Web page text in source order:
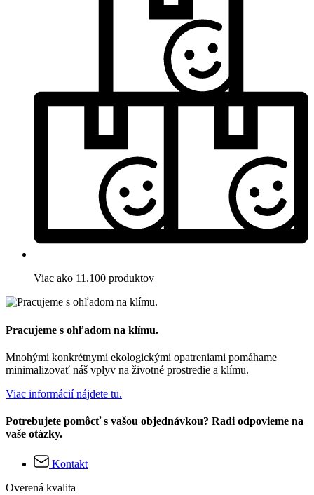
Viac ako 11.100 produktov
Pracujeme s ohľadom na klímu.
Mnohými konkrétnymi ekologickými opatreniami pomáhame
minimalizovať náš vplyv na životné prostredie a klímu.
Viac informácií nájdete tu.
Potrebujete pomôcť s vašou objednávkou? Radi odpovieme na
vaše otázky.
Kontakt
Overená kvalita